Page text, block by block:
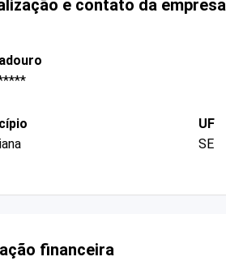
e contato da empresa
UF
SE
financeira